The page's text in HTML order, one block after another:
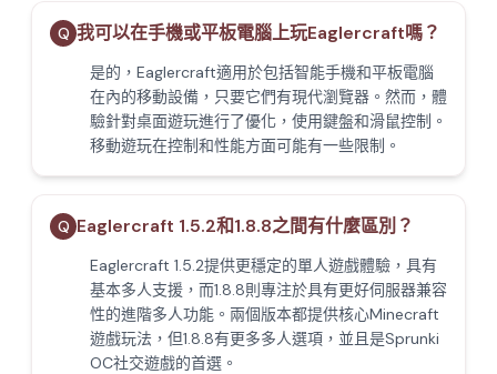
Q 我可以在手機或平板電腦上玩Eaglercraft嗎？
是的，Eaglercraft適用於包括智能手機和平板電腦
在內的移動設備，只要它們有現代瀏覽器。然而，體
驗針對桌面遊玩進行了優化，使用鍵盤和滑鼠控制。
移動遊玩在控制和性能方面可能有一些限制。
Q Eaglercraft 1.5.2和1.8.8之間有什麼區別？
Eaglercraft 1.5.2提供更穩定的單人遊戲體驗，具有
基本多人支援，而1.8.8則專注於具有更好伺服器兼容
性的進階多人功能。兩個版本都提供核心Minecraft
遊戲玩法，但1.8.8有更多多人選項，並且是Sprunki
OC社交遊戲的首選。